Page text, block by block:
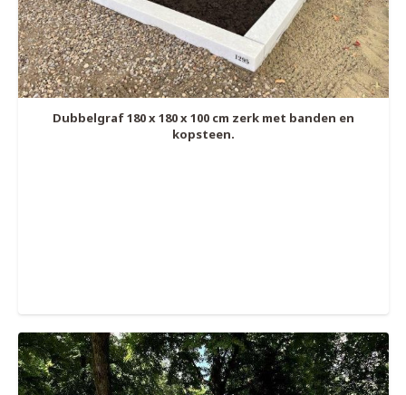
Dubbelgraf 180 x 180 x 100 cm zerk met banden en
kopsteen.